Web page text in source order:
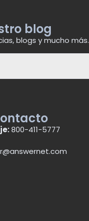
blog
blogs y mucho más.
800-411-5777